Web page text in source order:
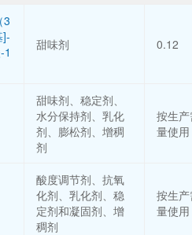
3
]-
1
甜味剂 0.12
甜味剂、稳定剂、
水分保持剂、乳化
剂、膨松剂、增稠
剂
按生
量使用
酸度调节剂、抗氧
化剂、乳化剂、稳
定剂和凝固剂、增
稠剂
按生
量使用